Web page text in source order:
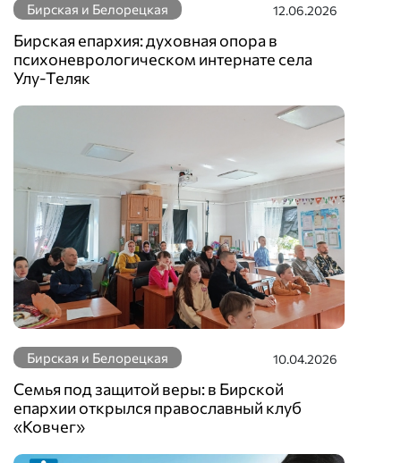
Бирская и Белорецкая 12.06.2026
Бирская епархия: духовная опора в
психоневрологическом интернате села
Улу-Теляк
Бирская и Белорецкая 10.04.2026
Семья под защитой веры: в Бирской
епархии открылся православный клуб
«Ковчег»